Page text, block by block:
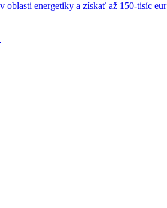
oblasti energetiky a získať až 150-tisíc eur